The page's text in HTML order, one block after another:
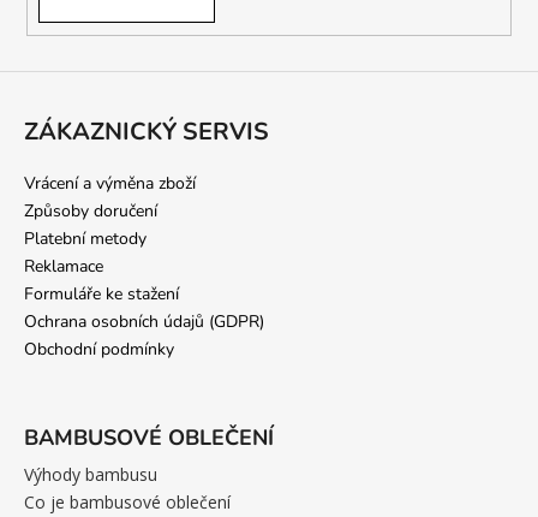
ZÁKAZNICKÝ SERVIS
Vrácení a výměna zboží
Způsoby doručení
Platební metody
Reklamace
Formuláře ke stažení
Ochrana osobních údajů (GDPR)
Obchodní podmínky
BAMBUSOVÉ OBLEČENÍ
Výhody bambusu
Co je bambusové oblečení